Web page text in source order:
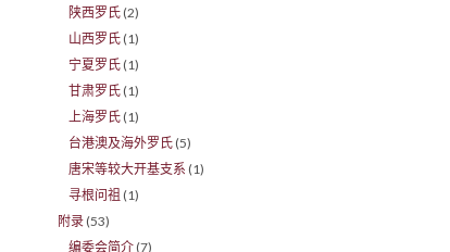
陕西罗氏 (2)
山西罗氏 (1)
宁夏罗氏 (1)
甘肃罗氏 (1)
上海罗氏 (1)
台港澳及海外罗氏 (5)
唐宋等较大开基支系 (1)
寻根问祖 (1)
附录 (53)
编委会简介 (7)